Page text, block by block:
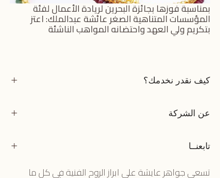
بمناسبة فوزها بجائزة البحرين لريادة الأعمال لفئة
المؤسسات المتناهية الصغر عائشة عبدالملك: اعتز
بتكريم ولي العهد واحتضانه المواهب الناشئة
كيف نقدر نخدمك؟
عن الشركة
تابعنــا
تسعى جواهر عايشة على ابراز الروح الفنية في كل ما